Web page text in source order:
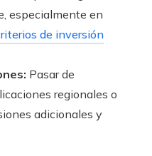
especialmente en
de inversión
Pasar de
regionales o
adicionales y